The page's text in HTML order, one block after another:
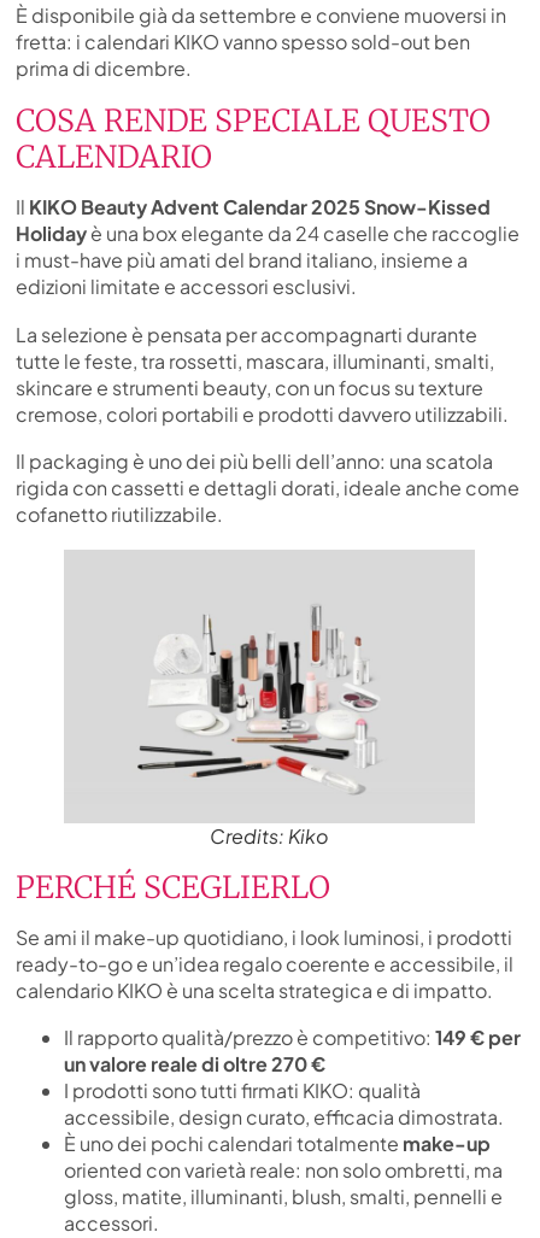
È disponibile già da settembre e conviene muoversi in
fretta: i calendari KIKO vanno spesso sold-out ben
prima di dicembre.
COSA RENDE SPECIALE QUESTO
CALENDARIO
Il KIKO Beauty Advent Calendar 2025 Snow-Kissed
Holidayè una box elegante da 24 caselle che raccoglie
i must-have più amati del brand italiano, insieme a
edizioni limitate e accessori esclusivi.
La selezione è pensata per accompagnarti durante
tutte le feste, tra rossetti, mascara, illuminanti, smalti,
skincare e strumenti beauty, con un focus su texture
cremose, colori portabili e prodotti davvero utilizzabili.
Il packaging è uno dei più belli dell’anno: una scatola
rigida con cassetti e dettagli dorati, ideale anche come
cofanetto riutilizzabile.
Credits: Kiko
PERCHÉ SCEGLIERLO
Se ami il make-up quotidiano, i look luminosi, i prodotti
ready-to-go e un’idea regalo coerente e accessibile, il
calendario KIKO è una scelta strategica e di impatto.
Il rapporto qualità/prezzo è competitivo:149 € per
un valore reale di oltre 270 €
I prodotti sono tutti firmati KIKO: qualità
accessibile, design curato, efficacia dimostrata.
È uno dei pochi calendari totalmente make-up
oriented con varietà reale: non solo ombretti, ma
gloss, matite, illuminanti, blush, smalti, pennelli e
accessori.